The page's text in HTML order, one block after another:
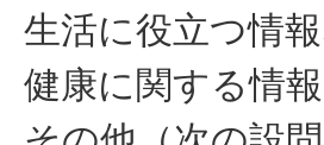
生活に役立つ情
健康に関する情